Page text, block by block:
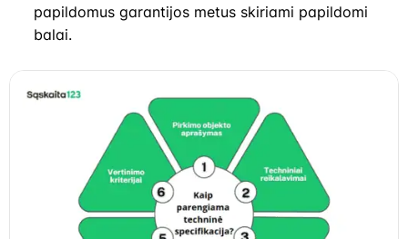
papildomus garantijos metus skiriami papildomi
balai.